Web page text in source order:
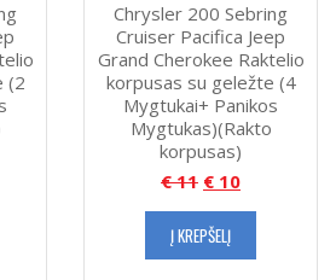
(2
Chrysler 200 Sebring
Cruiser Pacifica Jeep
Grand Cherokee Raktelio
korpusas su geležte (4
Mygtukai+ Panikos
Mygtukas)(Rakto
korpusas)
€11 € 10
Į KREPŠELĮ